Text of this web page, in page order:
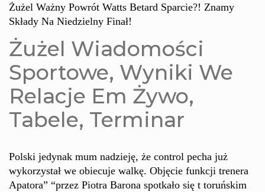
Żużel Ważny Powrót Watts Betard Sparcie?! Znamy
Składy Na Niedzielny Finał!
Żużel Wiadomości
Sportowe, Wyniki We
Relacje Em Żywo,
Tabele, Terminar
Polski jedynak mum nadzieję, że control pecha już
wykorzystał we obiecuje walkę. Objęcie funkcji trenera
Apatora” “przez Piotra Barona spotkało się t toruńskim